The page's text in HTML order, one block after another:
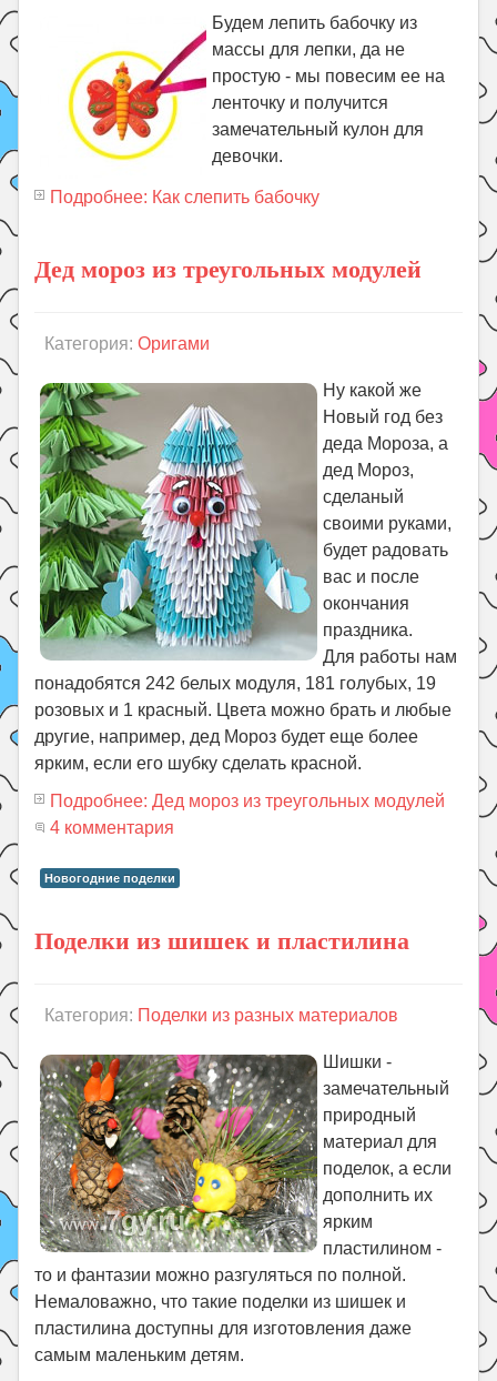
Будем лепить бабочку из
массы для лепки, да не
простую - мы повесим ее на
ленточку и получится
замечательный кулон для
девочки.
Подробнее: Как слепить бабочку
Дед мороз из треугольных модулей
Категория:Оригами
Ну какой же
Новый год без
деда Мороза, а
дед Мороз,
сделаный
своими руками,
будет радовать
вас и после
окончания
праздника.
Для работы нам
понадобятся 242 белых модуля, 181 голубых, 19
розовых и 1 красный. Цвета можно брать и любые
другие, например, дед Мороз будет еще более
ярким, если его шубку сделать красной.
Подробнее: Дед мороз из треугольных модулей
4 комментария
Новогодние поделки
Поделки из шишек и пластилина
Категория: Поделки из разных материалов
Шишки -
замечательный
природный
материал для
поделок, а если
дополнить их
ярким
пластилином -
то и фантазии можно разгуляться по полной.
Немаловажно, что такие поделки из шишек и
пластилина доступны для изготовления даже
самым маленьким детям.